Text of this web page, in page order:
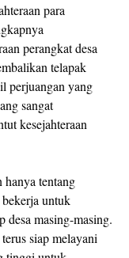
para
perangkat desa
telapak
perjuangan yang
sangat
kesejahteraan
hanya tentang
bekerja untuk
desa masing-masing.
siap melayani